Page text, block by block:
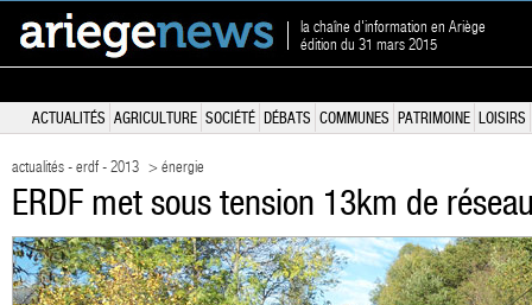
la chaîne d'information en Ariège
édition du 31 mars 2015
ACTUALITÉS AGRICULTURE SOCIÉTÉ DÉBATS COMMUNES PATRIMOINE LOISIRS
actualités - erdf - 2013 > énergie
ERDF met sous tension 13km de